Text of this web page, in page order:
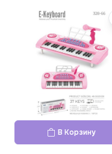
В Корзину